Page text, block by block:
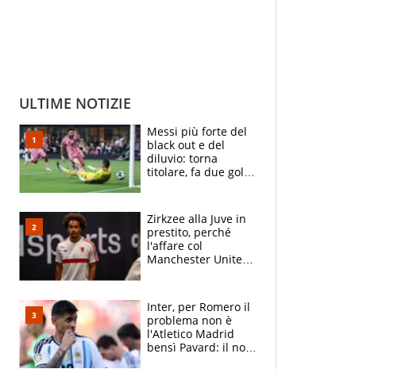
ULTIME NOTIZIE
Messi più forte del
black out e del
diluvio: torna
titolare, fa due gol e
che ritiro
Zirkzee alla Juve in
prestito, perché
l'affare col
Manchester United
Inter, per Romero il
problema non è
l'Atletico Madrid
bensì Pavard: il no